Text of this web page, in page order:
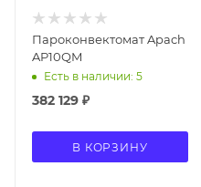
Пароконвектомат Apach
AP10QM
Есть в наличии: 5
382 129 ₽
В КОРЗИНУ